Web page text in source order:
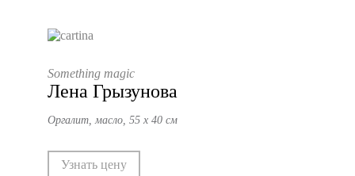
Something magic
Лена Грызунова
Оргалит, масло, 55 х 40 см
Узнать цену